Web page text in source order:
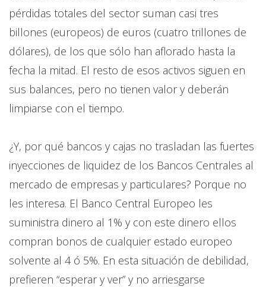
pérdidas totales del sector suman casi tres
billones (europeos) de euros (cuatro trillones de
dólares), de los que sólo han aflorado hasta la
fecha la mitad. El resto de esos activos siguen en
sus balances, pero no tienen valor y deberán
limpiarse con el tiempo.
¿Y, por qué bancos y cajas no trasladan las fuertes
inyecciones de liquidez de los Bancos Centrales al
mercado de empresas y particulares? Porque no
les interesa. El Banco Central Europeo les
suministra dinero al 1% y con este dinero ellos
compran bonos de cualquier estado europeo
solvente al 4 ó 5%. En esta situación de debilidad,
prefieren “esperar y ver” y no arriesgarse